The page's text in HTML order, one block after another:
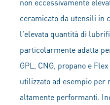
non eccessivamente
ceramicato da utensili in
l'elevata quantità di
particolarmente adatta
GPL, CNG, propano e
utilizzato ad esempio per
altamente performanti.